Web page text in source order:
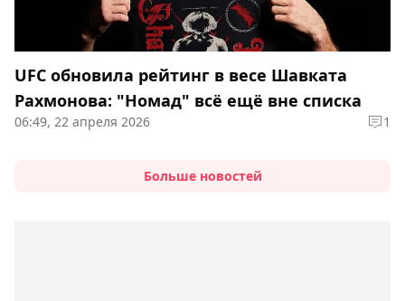
UFC обновила рейтинг в весе Шавката
Рахмонова: "Номад" всё ещё вне списка
06:49, 22 апреля 2026 1
Больше новостей